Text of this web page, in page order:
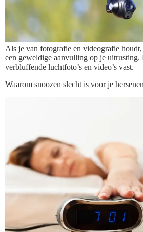
Als je van fotografie en videografie houdt,
een geweldige aanvulling op je uitrusting.
verbluffende luchtfoto’s en video’s vast.
Waarom snoozen slecht is voor je hersenen